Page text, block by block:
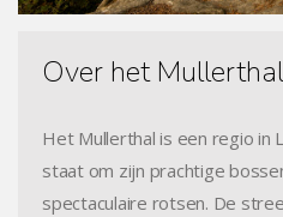
Over het
Het Mullerthal is een regio in
staat om zijn prachtige
spectaculaire rotsen. De